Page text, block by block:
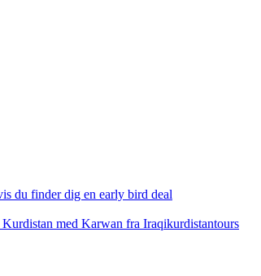
du finder dig en early bird deal
med Karwan fra Iraqikurdistantours